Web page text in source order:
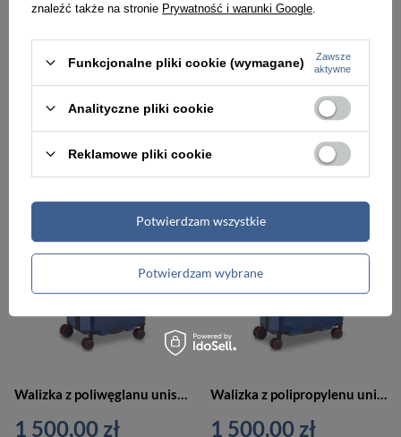
Walizka z tworzywa unisex Delsey Cactus Slim kabinowa 55 cm biało niebieska
1 500,00 zł 1 147,00 zł
Walizka z poliwęglanu unisex Delsey Cactus kabinowa na 4 kółkach niebieska
1 500,00 zł
Walizka z polipropylenu unisex Delsey Cactus Slim kabinowa mała na 4 kółkach niebieska
1 500,00 zł
znaleźć także na stronie Prywatność i warunki Google
Funkcjonalne pliki cookie (wymagane)
Zawsze
aktywne
Analityczne pliki cookie
Reklamowe pliki cookie
Potwierdzam wybrane
Potwierdzam wszystkie